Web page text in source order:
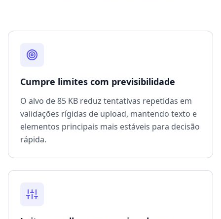
Cumpre limites com previsibilidade
O alvo de 85 KB reduz tentativas repetidas em
validações rígidas de upload, mantendo texto e
elementos principais mais estáveis para decisão
rápida.